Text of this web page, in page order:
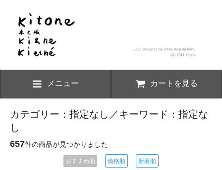
メニュー カートを見る
カテゴリー：指定なし／キーワード：指定な
し
657件の商品が見つかりました
おすすめ順 価格順 新着順